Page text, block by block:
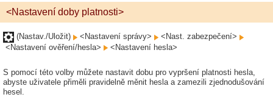
<Nastavení doby platnosti>
(Nastav./Uložit) <Nastavení správy>
<Nast. zabezpečení>
<Nastavení ověření/hesla>
<Nastavení hesla>
S pomocí této volby můžete nastavit dobu pro vypršení platnosti hesla,
abyste uživatele přiměli pravidelně měnit hesla a zamezili zjednodušování
hesel.